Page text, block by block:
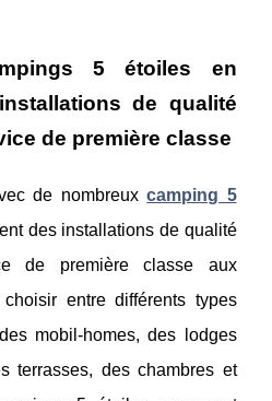
5 étoiles en
de qualité
de première classe
de nombreuxcamping 5
des installations de qualité
de première classe aux
entre différents types
mobil-homes, des lodges
terrasses, des chambres et